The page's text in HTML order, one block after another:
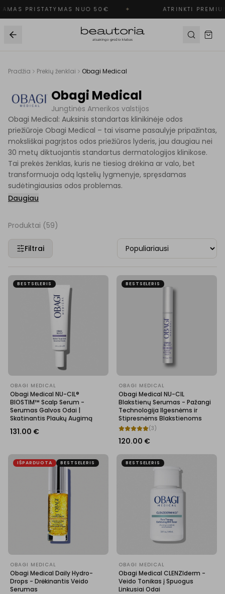
PRISTATYMAS NUO 50€ ✦ ATRINKTI
Pradžia Prekių ženklai Obagi Medical
Obagi Medical
Jungtinės Amerikos valstijos
Obagi Medical: Auksinis standartas klinikinėje odos
priežiūroje Obagi Medical – tai visame pasaulyje pripažintas,
moksliškai pagrįstos odos priežiūros lyderis, jau daugiau nei
30 metų diktuojantis standartus dermatologijos klinikose.
Tai prekės ženklas, kuris ne tiesiog drėkina ar valo, bet
transformuoja odą ląstelių lygmenyje, spręsdamas
sudėtingiausias odos problemas.
Daugiau
Produktai (59)
Filtrai
BESTSELERIS
OBAGI MEDICAL
Obagi Medical NU-CIL®
BIOSTIM™ Scalp Serum -
Serumas Galvos Odai |
Skatinantis Plaukų Augimą
131.00 €
BESTSELERIS
OBAGI MEDICAL
Obagi Medical NU-CIL
Blakstienų Serumas - Pažangi
Technologija Ilgesnėms ir
Stipresnėms Blakstienoms
(3 )
120.00 €
IŠPARDUOTA BESTSELERIS
OBAGI MEDICAL
Obagi Medical Daily Hydro-
Drops - Drėkinantis Veido
Serumas
BESTSELERIS
OBAGI MEDICAL
Obagi Medical CLENZIderm -
Veido Tonikas į Spuogus
Linkusiai Odai